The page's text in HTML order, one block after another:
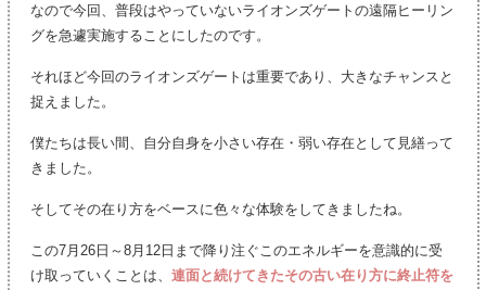
なので今回、普段はやっていないライオンズゲートの遠隔ヒーリン
グを急遽実施することにしたのです。
それほど今回のライオンズゲートは重要であり、大きなチャンスと
捉えました。
僕たちは長い間、自分自身を小さい存在・弱い存在として見繕って
きました。
そしてその在り方をベースに色々な体験をしてきましたね。
この7月26日～8月12日まで降り注ぐこのエネルギーを意識的に受
け取っていくことは、 連面と続けてきたその古い在り方に終止符を